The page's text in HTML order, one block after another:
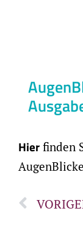
Hier finden